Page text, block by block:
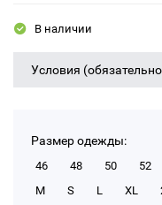
В наличии
Условия
Размер одежды:
46 48 50 52
M
S L XL